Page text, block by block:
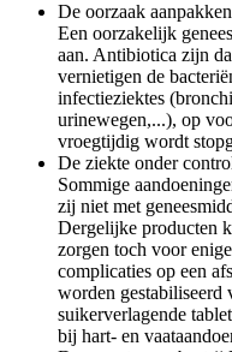
De oorzaak
Een oorzakelijk
aan. Antibiotica zijn
vernietigen de
infectieziektes
urinewegen,...), op
vroegtijdig wordt
De ziekte onder
Sommige
zij niet met
Dergelijke producten
zorgen toch voor
complicaties op een
worden gestabiliseerd
suikerverlagende
bij hart- en